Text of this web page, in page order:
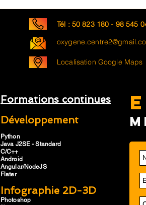
Tél : 50 823 180 - 98 545
Localisation Google Maps
Formations continues
Développement
Python
Java J2SE - Standard
C/C++
Android
Angular/NodeJS
Flater
Infographie 2D-3D
Photoshop